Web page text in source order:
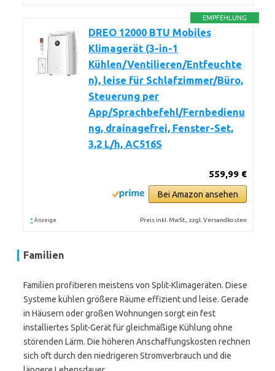
EMPFEHLUNG
DREO 12000 BTU Mobiles
Klimagerät (3-in-1
Kühlen/Ventilieren/Entfeuchte
n), leise für Schlafzimmer/Büro,
Steuerung per
App/Sprachbefehl/Fernbedienu
ng, drainagefrei, Fenster-Set,
3,2 L/h, AC516S
559,99 €
Bei Amazon ansehen
* Anzeige Preis inkl. MwSt., zzgl. Versandkosten
Familien
Familien profitieren meistens von Split-Klimageräten. Diese
Systeme kühlen größere Räume effizient und leise. Gerade
in Häusern oder großen Wohnungen sorgt ein fest
installiertes Split-Gerät für gleichmäßige Kühlung ohne
störenden Lärm. Die höheren Anschaffungskosten rechnen
sich oft durch den niedrigeren Stromverbrauch und die